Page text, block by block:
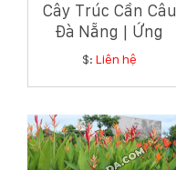
Cây Trúc Cần Câu
Đà Nẵng | Ứng
Dụng Và Bảng Giá
$: Liên hệ